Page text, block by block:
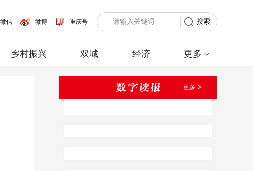
微信 微博 重庆号 搜索
乡村振兴 双城 经济 更多
更多